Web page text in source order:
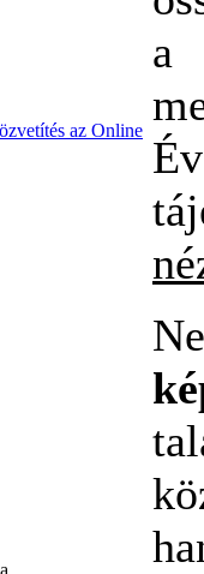
az Online
a